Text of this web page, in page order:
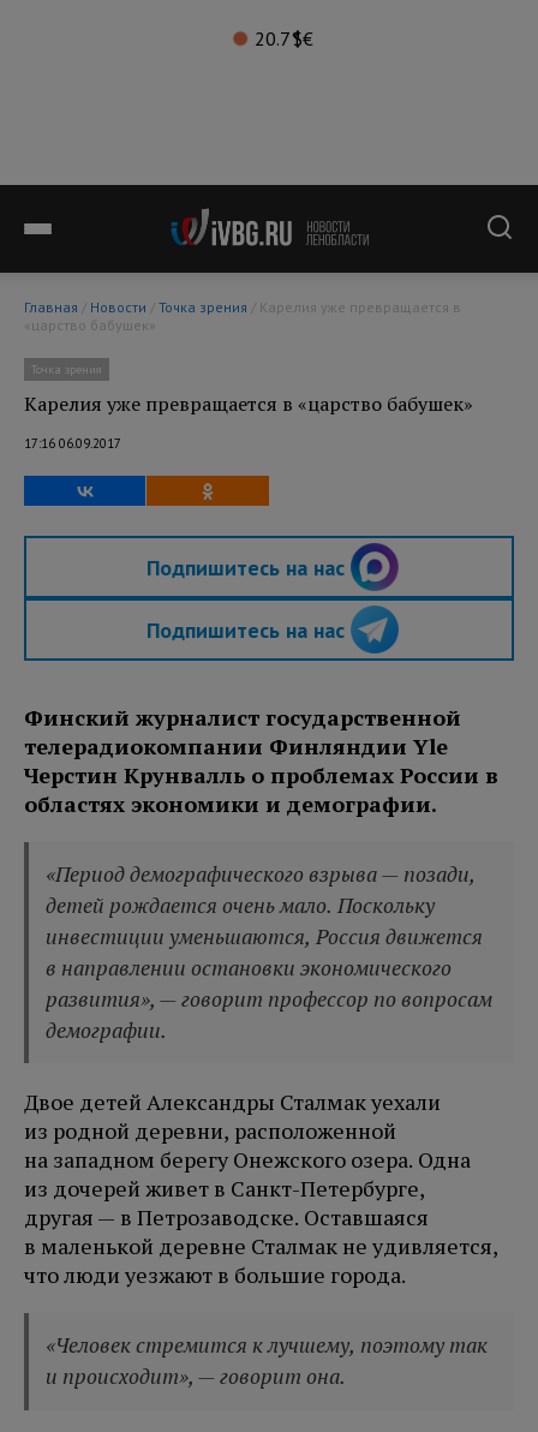
20.7°$€
Главная / Новости / Точка зрения
«царство бабушек»
Точка зрения
Карелия уже превращается в «царство бабушек»
17:16 06.09.2017
Подпишитесь на нас
Подпишитесь на нас
Финский журналист государственной
телерадиокомпании Финляндии Yle
Черстин Крунвалль о проблемах России в
областях экономики и демографии.
«Период демографического взрыва — позади,
детей рождается очень мало. Поскольку
инвестиции уменьшаются, Россия движется
в направлении остановки экономического
развития», — говорит профессор по вопросам
демографии.
Двое детей Александры Сталмак уехали
из родной деревни, расположенной
на западном берегу Онежского озера. Одна
из дочерей живет в Санкт-Петербурге,
другая — в Петрозаводске. Оставшаяся
в маленькой деревне Сталмак не удивляется,
что люди уезжают в большие города.
«Человек стремится к лучшему, поэтому так
и происходит», — говорит она.